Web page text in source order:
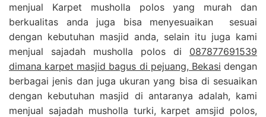
menjual Karpet musholla polos yang murah dan
berkualitas anda juga bisa menyesuaikan sesuai
dengan kebutuhan masjid anda, selain itu juga kami
menjual sajadah musholla polos di 087877691539
dimana karpet masjid bagus di pejuang, Bekasi dengan
berbagai jenis dan juga ukuran yang bisa di sesuaikan
dengan kebutuhan masjid di antaranya adalah, kami
menjual sajadah musholla turki, karpet amsjid polos,